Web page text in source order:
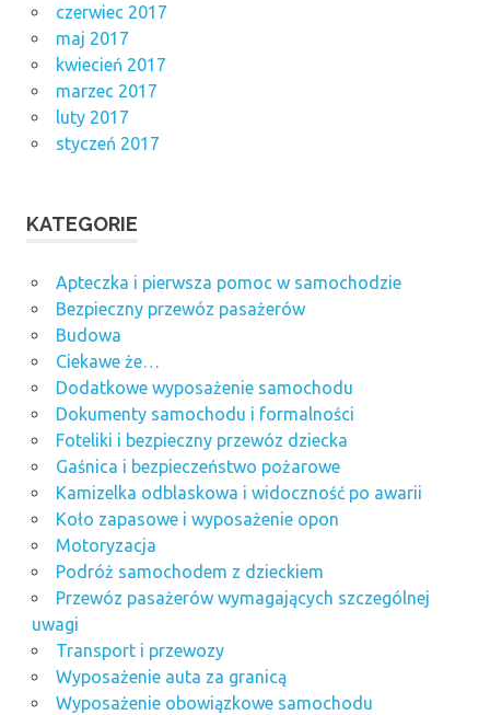
czerwiec 2017
maj 2017
kwiecień 2017
marzec 2017
luty 2017
styczeń 2017
KATEGORIE
Apteczka i pierwsza pomoc w samochodzie
Bezpieczny przewóz pasażerów
Budowa
Ciekawe że…
Dodatkowe wyposażenie samochodu
Dokumenty samochodu i formalności
Foteliki i bezpieczny przewóz dziecka
Gaśnica i bezpieczeństwo pożarowe
Kamizelka odblaskowa i widoczność po awarii
Koło zapasowe i wyposażenie opon
Motoryzacja
Podróż samochodem z dzieckiem
Przewóz pasażerów wymagających szczególnej
uwagi
Transport i przewozy
Wyposażenie auta za granicą
Wyposażenie obowiązkowe samochodu